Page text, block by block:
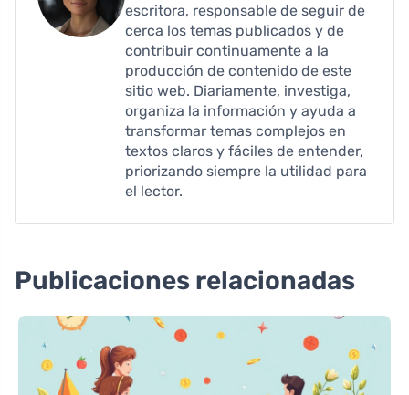
escritora, responsable de seguir de
cerca los temas publicados y de
contribuir continuamente a la
producción de contenido de este
sitio web. Diariamente, investiga,
organiza la información y ayuda a
transformar temas complejos en
textos claros y fáciles de entender,
priorizando siempre la utilidad para
el lector.
Publicaciones relacionadas